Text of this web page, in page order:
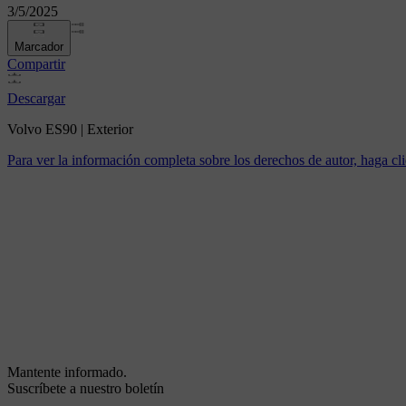
3/5/2025
Marcador
Compartir
Descargar
Volvo ES90 | Exterior
Para ver la información completa sobre los derechos de autor, haga